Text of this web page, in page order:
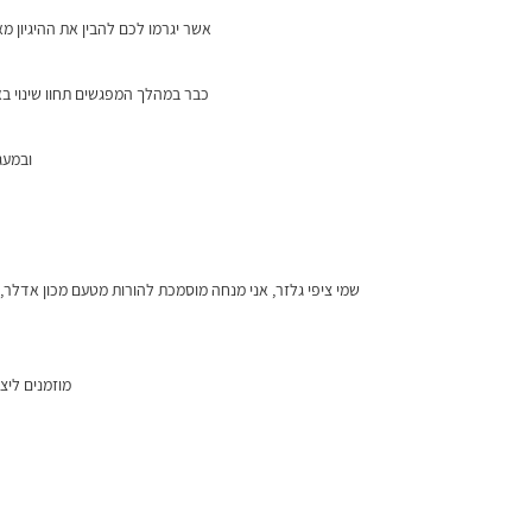
אשר יגרמו לכם להבין את
כבר במהלך המפגשים תחוו שינוי
שמי ציפי גלזר, אני מנחה מוסמכת להורות מטעם מכון
מוזמנים